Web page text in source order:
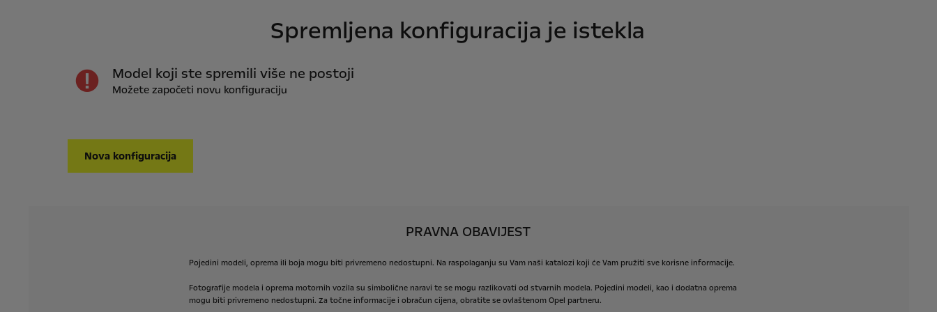
Spremljena konfiguracija je istekla
Model koji ste spremili više ne postoji
Možete započeti novu konfiguraciju
Nova konfiguracija
PRAVNA OBAVIJEST
Pojedini modeli, oprema ili boja mogu biti privremeno nedostupni. Na raspolaganju su Vam naši katalozi koji će Vam pružiti sve korisne informacije.
Fotografije modela i oprema motornih vozila su simbolične naravi te se mogu razlikovati od stvarnih modela. Pojedini modeli, kao i dodatna oprema
mogu biti privremeno nedostupni. Za točne informacije i obračun cijena, obratite se ovlaštenom Opel partneru.